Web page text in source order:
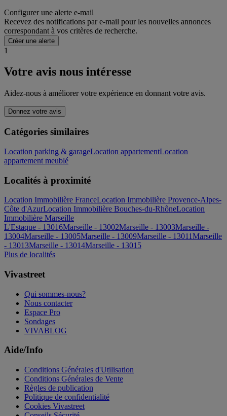
Configurer une alerte e-mail
Recevez des notifications par e-mail pour les nouvelles annonces
correspondant à vos critères de recherche.
Créer une alerte
1
Votre avis nous intéresse
Aidez-nous à améliorer votre expérience en donnant votre avis.
Donnez votre avis
Catégories similaires
Location parking & garageLocation appartementLocation
appartement meublé
Localités à proximité
Location Immobilière FranceLocation Immobilière Provence-Alpes-
Côte d'AzurLocation Immobilière Bouches-du-RhôneLocation
Immobilière Marseille
L'Estaque - 13016Marseille - 13002Marseille - 13003Marseille -
13004Marseille - 13005Marseille - 13009Marseille - 13011Marseille
- 13013Marseille - 13014Marseille - 13015
Plus de localités
Vivastreet
Qui sommes-nous?
Nous contacter
Espace Pro
Sondages
VIVABLOG
Aide/Info
Conditions Générales d'Utilisation
Conditions Générales de Vente
Règles de publication
Politique de confidentialité
Cookies Vivastreet